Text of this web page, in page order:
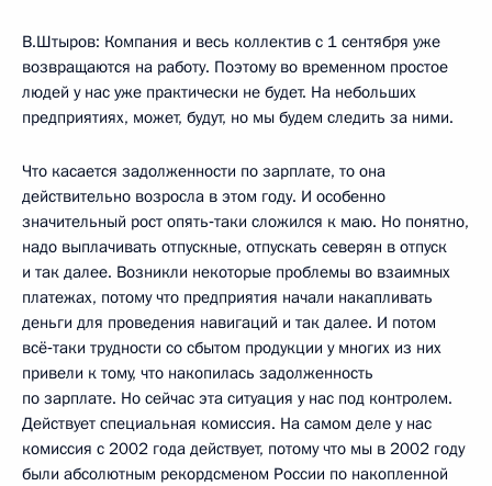
В.Штыров: Компания и весь коллектив с 1 сентября уже
возвращаются на работу. Поэтому во временном простое
людей у нас уже практически не будет. На небольших
предприятиях, может, будут, но мы будем следить за ними.
Что касается задолженности по зарплате, то она
действительно возросла в этом году. И особенно
значительный рост опять‑таки сложился к маю. Но понятно,
надо выплачивать отпускные, отпускать северян в отпуск
и так далее. Возникли некоторые проблемы во взаимных
платежах, потому что предприятия начали накапливать
деньги для проведения навигаций и так далее. И потом
всё‑таки трудности со сбытом продукции у многих из них
привели к тому, что накопилась задолженность
по зарплате. Но сейчас эта ситуация у нас под контролем.
Действует специальная комиссия. На самом деле у нас
комиссия с 2002 года действует, потому что мы в 2002 году
были абсолютным рекордсменом России по накопленной